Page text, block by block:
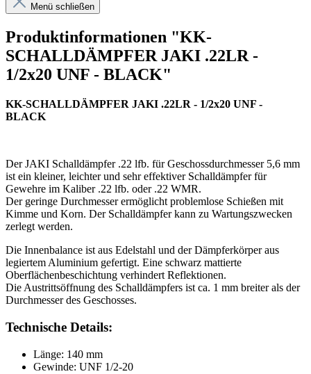
Menü schließen
Produktinformationen "KK-
SCHALLDÄMPFER JAKI .22LR -
1/2x20 UNF - BLACK"
KK-SCHALLDÄMPFER JAKI .22LR - 1/2x20 UNF -
BLACK
Der JAKI Schalldämpfer .22 lfb. für Geschossdurchmesser 5,6 mm
ist ein kleiner, leichter und sehr effektiver Schalldämpfer für
Gewehre im Kaliber .22 lfb. oder .22 WMR.
Der geringe Durchmesser ermöglicht problemlose Schießen mit
Kimme und Korn. Der Schalldämpfer kann zu Wartungszwecken
zerlegt werden.
Die Innenbalance ist aus Edelstahl und der Dämpferkörper aus
legiertem Aluminium gefertigt. Eine schwarz mattierte
Oberflächenbeschichtung verhindert Reflektionen.
Die Austrittsöffnung des Schalldämpfers ist ca. 1 mm breiter als der
Durchmesser des Geschosses.
Technische Details:
Länge: 140 mm
Gewinde: UNF 1/2-20